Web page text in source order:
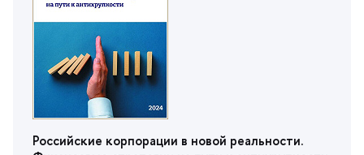
Российские корпорации в новой реальности.